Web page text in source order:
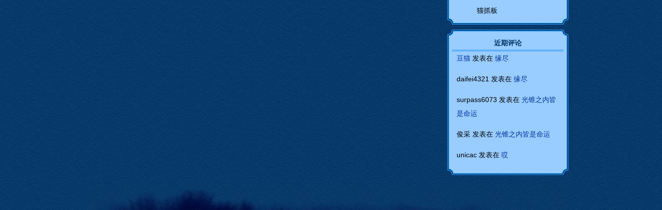
猫抓板
近期评论
豆猫 发表在 缘尽
daifei4321 发表在 缘尽
surpass6073 发表在 光锥之内皆
是命运
俊采 发表在 光锥之内皆是命运
unicac 发表在 哎